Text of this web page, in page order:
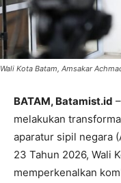
Wali Kota Batam, Amsakar
BATAM, Batamist.id
melakukan
aparatur sipil negara
23 Tahun 2026, Wali
memperkenalkan